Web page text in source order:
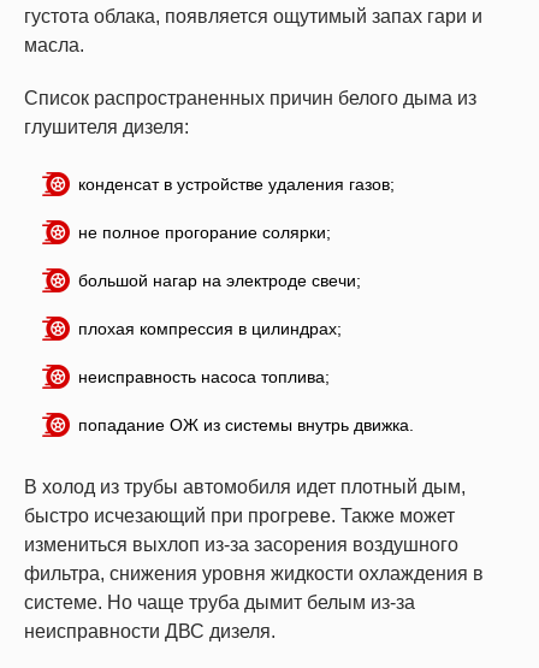
густота облака, появляется ощутимый запах гари и
масла.
Список распространенных причин белого дыма из
глушителя дизеля:
конденсат в устройстве удаления газов;
не полное прогорание солярки;
большой нагар на электроде свечи;
плохая компрессия в цилиндрах;
неисправность насоса топлива;
попадание ОЖ из системы внутрь движка.
В холод из трубы автомобиля идет плотный дым,
быстро исчезающий при прогреве. Также может
измениться выхлоп из-за засорения воздушного
фильтра, снижения уровня жидкости охлаждения в
системе. Но чаще труба дымит белым из-за
неисправности ДВС дизеля.